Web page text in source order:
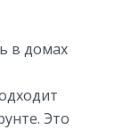
в домах
Это